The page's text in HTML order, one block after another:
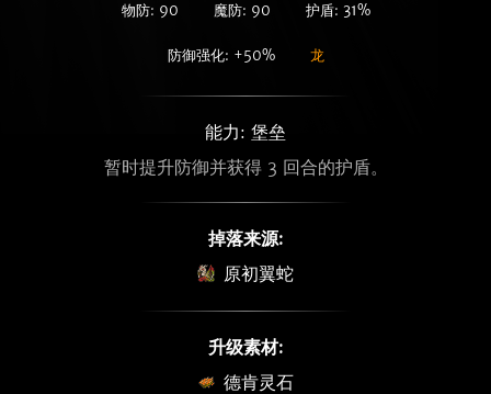
物防: 90 魔防: 90 护盾: 31%
防御强化: +50% 龙
能力: 堡垒
暂时提升防御并获得 3 回合的护盾。
掉落来源:
原初翼蛇
升级素材:
德肯灵石